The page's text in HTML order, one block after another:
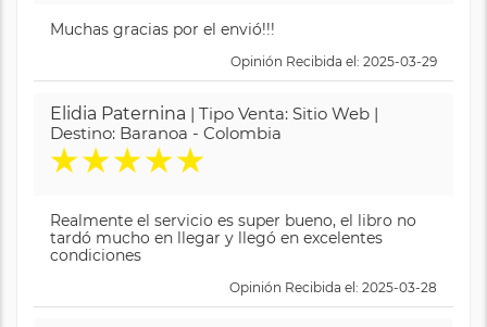
Muchas gracias por el envió!!!
Opinión Recibida el: 2025-03-29
Elidia Paternina | Tipo Venta: Sitio Web |
Destino: Baranoa - Colombia
★★★★★
Realmente el servicio es super bueno, el libro no
tardó mucho en llegar y llegó en excelentes
condiciones
Opinión Recibida el: 2025-03-28